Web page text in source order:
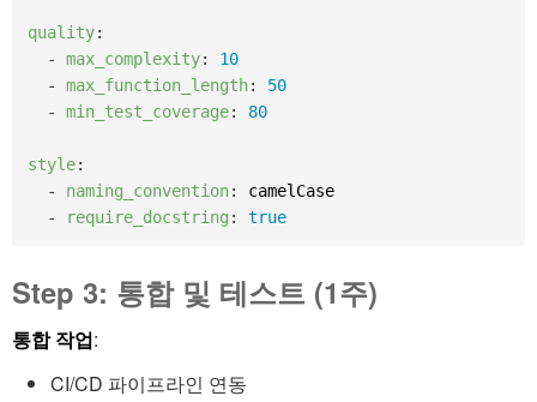
quality:
-
max_complexity:
10
-
max_function_length:
50
-
min_test_coverage: 80
style:
-
naming_convention:
camelCase
-
require_docstring : true
Step 3: 통합 및 테스트 (1주)
통합 작업:
CI/CD 파이프라인 연동